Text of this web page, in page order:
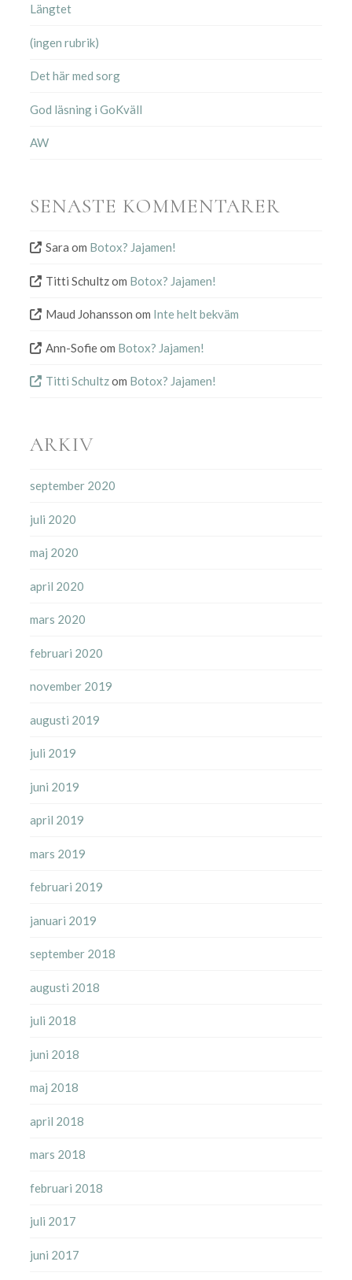
Längtet
(ingen rubrik)
Det här med sorg
God läsning i GoKväll
AW
SENASTE KOMMENTARER
Sara om Botox? Jajamen!
Titti Schultzom Botox? Jajamen!
Maud Johansson om Inte helt bekväm
Ann-Sofieom Botox? Jajamen!
Titti Schultzom Botox? Jajamen!
ARKIV
september 2020
juli 2020
maj 2020
april 2020
mars 2020
februari 2020
november 2019
augusti 2019
juli 2019
juni 2019
april 2019
mars 2019
februari 2019
januari 2019
september 2018
augusti 2018
juli 2018
juni 2018
maj 2018
april 2018
mars 2018
februari 2018
juli 2017
juni 2017